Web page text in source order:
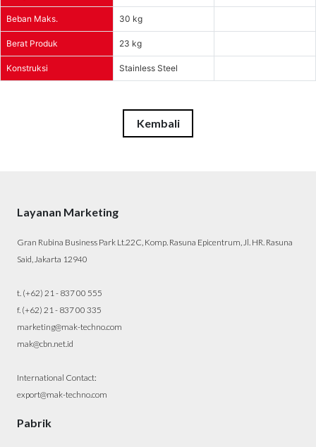
Beban Maks. 30 kg
Berat Produk 23 kg
Konstruksi Stainless Steel
Kembali
Layanan Marketing
Gran Rubina Business Park Lt.22C, Komp. Rasuna Epicentrum, Jl. HR. Rasuna
Said, Jakarta 12940
t. (+62) 21 - 837 00 555
f. (+62) 21 - 837 00 335
marketing@mak-techno.com
mak@cbn.net.id
International Contact:
export@mak-techno.com
Pabrik